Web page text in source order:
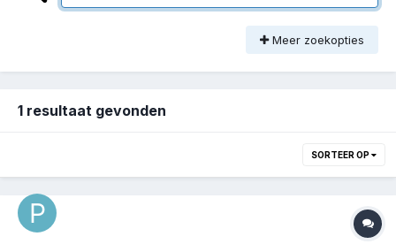
Meer zoekopties
1 resultaat gevonden
SORTEER OP